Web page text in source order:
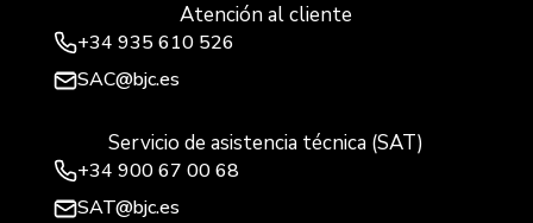
Atención al cliente
+34 935 610 526
SAC@bjc.es
Servicio de asistencia técnica (SAT)
+34 900 67 00 68
SAT@bjc.es